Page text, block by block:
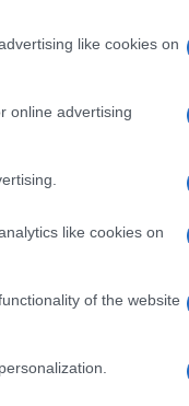
like cookies on
online advertising
like cookies on
of the website
τη
το
τη Συρία
φοβούμενη
σε Κόλπο
την
το